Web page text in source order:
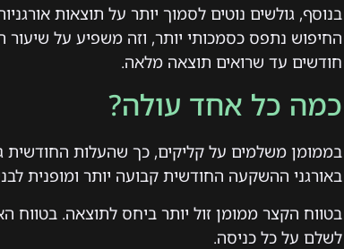
בנוסף, גולשים נוטים לסמוך יותר על תוצאות
החיפוש נתפס כסמכותי יותר, וזה משפיע על שיעור
חודשים עד שרואים תוצאה מלאה.
כמה כל אחד עולה?
בממומן משלמים על קליקים, כך שהעלות
באורגני ההשקעה החודשית קבועה יותר ומופנית
בטווח הקצר ממומן זול יותר ביחס לתוצאה. בטווח
לשלם על כל כניסה.